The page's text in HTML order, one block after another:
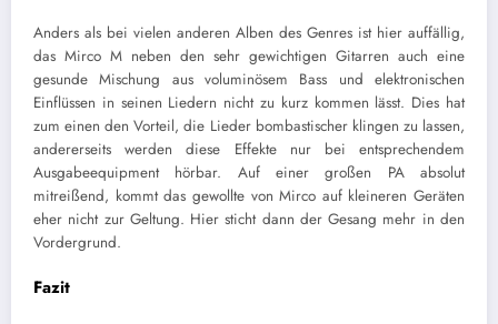
Anders als bei vielen anderen Alben des Genres ist hier auffällig,
das Mirco M neben den sehr gewichtigen Gitarren auch eine
gesunde Mischung aus voluminösem Bass und elektronischen
Einflüssen in seinen Liedern nicht zu kurz kommen lässt. Dies hat
zum einen den Vorteil, die Lieder bombastischer klingen zu lassen,
andererseits werden diese Effekte nur bei entsprechendem
Ausgabeequipment hörbar. Auf einer großen PA absolut
mitreißend, kommt das gewollte von Mirco auf kleineren Geräten
eher nicht zur Geltung. Hier sticht dann der Gesang mehr in den
Vordergrund.
Fazit